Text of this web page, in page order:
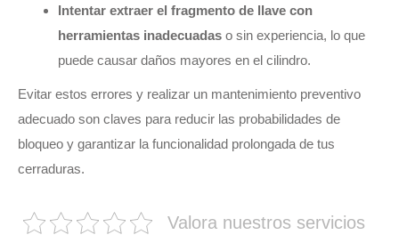
Intentar extraer el fragmento de llave con
herramientas inadecuadas o sin experiencia, lo que
puede causar daños mayores en el cilindro.
Evitar estos errores y realizar un mantenimiento preventivo
adecuado son claves para reducir las probabilidades de
bloqueo y garantizar la funcionalidad prolongada de tus
cerraduras.
Valora nuestros servicios